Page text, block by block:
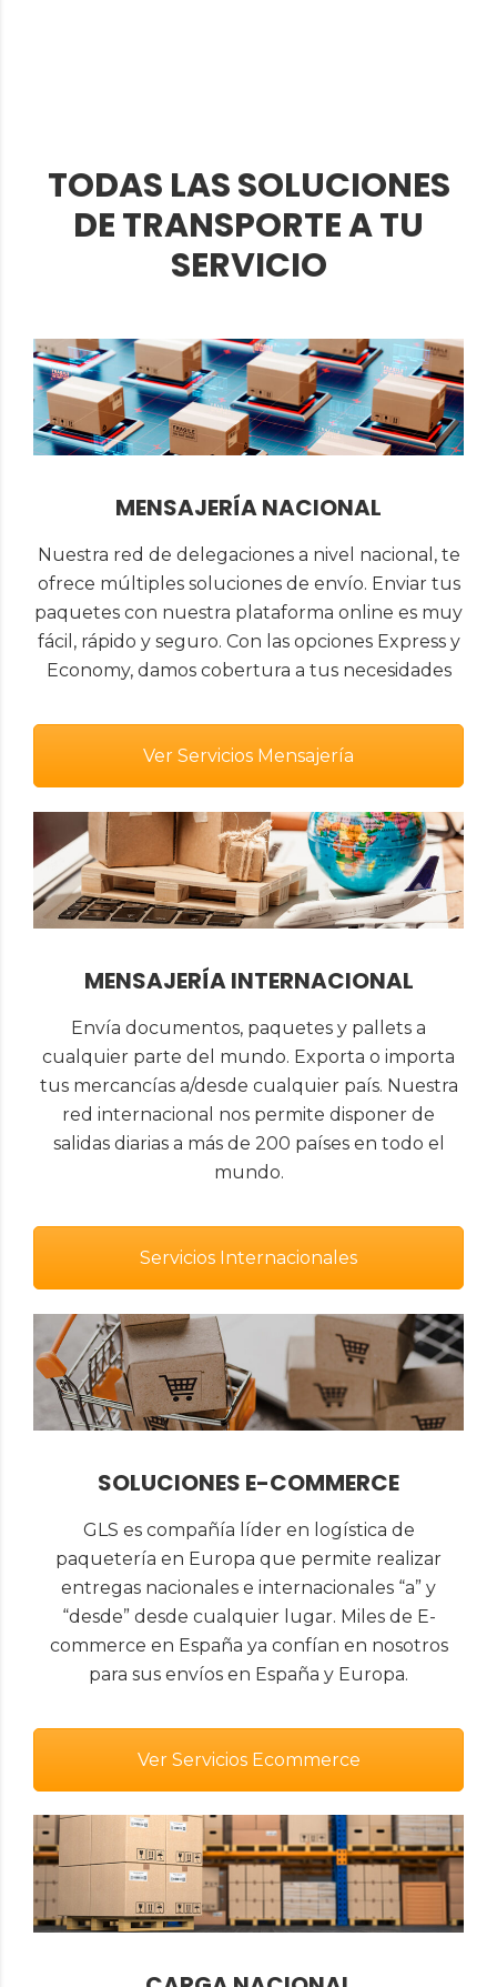
TODAS LAS SOLUCIONES
DE TRANSPORTE A TU
SERVICIO
MENSAJERÍA NACIONAL
Nuestra red de delegaciones a nivel nacional, te
ofrece múltiples soluciones de envío. Enviar tus
paquetes con nuestra plataforma online es muy
fácil, rápido y seguro. Con las opciones Express y
Economy, damos cobertura a tus necesidades
Ver Servicios Mensajería
MENSAJERÍA INTERNACIONAL
Envía documentos, paquetes y pallets a
cualquier parte del mundo. Exporta o importa
tus mercancías a/desde cualquier país. Nuestra
red internacional nos permite disponer de
salidas diarias a más de 200 países en todo el
mundo.
Servicios Internacionales
SOLUCIONES E-COMMERCE
GLS es compañía líder en logística de
paquetería en Europa que permite realizar
entregas nacionales e internacionales “a” y
“desde” desde cualquier lugar. Miles de E-
commerce en España ya confían en nosotros
para sus envíos en España y Europa.
Ver Servicios Ecommerce